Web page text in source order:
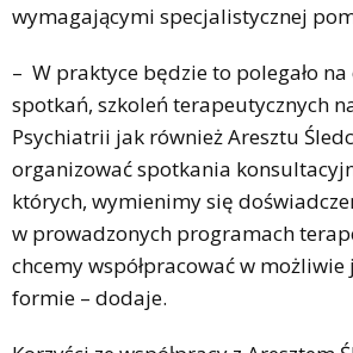
wymagającymi specjalistycznej
– W praktyce będzie to polegało
spotkań, szkoleń terapeutycznych
Psychiatrii jak również Aresztu
organizować spotkania
których, wymienimy się
w prowadzonych programach
chcemy współpracować w możliwie
formie – dodaje.